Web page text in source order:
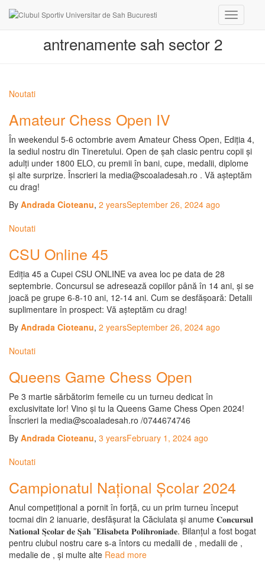
Toggle
antrenamente sah sector 2
Noutati
Amateur Chess Open IV
În weekendul 5-6 octombrie avem Amateur Chess Open, Ediția 4,
la sediul nostru din Tineretului. Open de șah clasic pentru copii și
adulți under 1800 ELO, cu premii în bani, cupe, medalii, diplome
și alte surprize. Înscrieri la media@scoaladesah.ro . Vă așteptăm
cu drag!
By Andrada Cioteanu, 2 yearsSeptember 26, 2024 ago
Noutati
CSU Online 45
Ediția 45 a Cupei CSU ONLINE va avea loc pe data de 28
septembrie. Concursul se adresează copiilor până în 14 ani, și se
joacă pe grupe 6-8-10 ani, 12-14 ani. Cum se desfășoară: Detalii
suplimentare în prospect: Vă așteptăm cu drag!
By Andrada Cioteanu, 2 yearsSeptember 26, 2024 ago
Noutati
Queens Game Chess Open
Pe 3 martie sărbătorim femeile cu un turneu dedicat în
exclusivitate lor! Vino și tu la Queens Game Chess Open 2024!
Înscrieri la media@scoaladesah.ro /0744674746
By Andrada Cioteanu, 3 yearsFebruary 1, 2024 ago
Noutati
Campionatul Național Școlar 2024
Anul competițional a pornit în forță, cu un prim turneu început
tocmai din 2 ianuarie, desfășurat la Căciulata și anume 𝐂𝐨𝐧𝐜𝐮𝐫𝐬𝐮𝐥
𝐍𝐚𝐭𝐢𝐨𝐧𝐚𝐥 𝐒̦𝐜𝐨𝐥𝐚𝐫 𝐝𝐞 𝐒̦𝐚𝐡 ”𝐄𝐥𝐢𝐬𝐚𝐛𝐞𝐭𝐚 𝐏𝐨𝐥𝐢𝐡𝐫𝐨𝐧𝐢𝐚𝐝𝐞. Bilanțul a fost bogat
pentru clubul nostru care s-a întors cu medalii de , medalii de ,
medalie de , și multe alte Read more